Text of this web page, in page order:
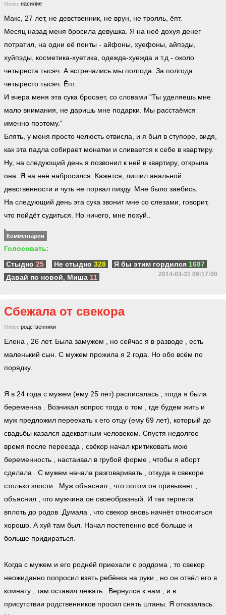
Метки: насилие
Макс, 27 лет, не девственник, не врун, не тролль, ёпт.
Месяц назад меня бросила девушка. Я на неё дохуя денег
потратил, на одни её понты - айфоны, хуефоны, айпэды,
хуйпэды, косметика-хуетика, одежда-хуежда и т.д - около
четыреста тысяч. А встречались мы полгода. За полгода
четыресто тысяч. Ёпт.
И вчера меня эта сука бросает, со словами "Ты уделяешь мне
мало внимания, не даришь мне подарки. Мы расстаёмся
именно поэтому."
Блять, у меня просто челюсть отвисла, и я был в ступоре, видя,
как эта падла собирает монатки и сливается к себе в квартиру.
Ну, на следующий день я позвонил к ней в квартиру, открыла
она. Я на неё набросился. Кажется, лишил анальной
девственности и чуть не порвал пизду. Мне было заебись.
На следующий день эта сука звонит мне со слезами, говорит,
что пойдёт судиться. Но ничего, мне похуй..
Комментарии
Голосовать:
Стыдно 25 Не стыдно 328 Я бы этим гордился 1687
Давай по новой, Миша 11 2014-03-31 09:17:00
Сбежала от свекора
Метки: родственники
Елена , 26 лет. Была замужем , но сейчас я в разводе , есть
маленький сын. С мужем прожила я 2 года. Но обо всём по
порядку.
Я в 24 года с мужем (ему 25 лет) расписалась , тогда я была
беременна . Возникал вопрос тогда о том , где будем жить и
муж предложил переехать к его отцу (ему 69 лет), который до
свадьбы казался адекватным человеком. Спустя недолгое
время после переезда , свёкор начал критиковать мою
беременность , настаивал в грубой форме , чтобы я аборт
сделала . С мужем начала разговаривать , откуда в свекоре
столько злости . Муж объяснил , что потом он привыкнет ,
объяснил , что мужчина он своеобразный. И так терпела
вплоть до родов .Думала , что свекор вновь начнёт относиться
хорошо. А хуй там был. Начал постепенно всё больше и
больше придираться.
Когда с мужем и его роднёй приехали с роддома , то свекор
неожиданно попросил взять ребёнка на руки , но он отвёл его в
комнату , там оставил лежать . Вернулся к нам , и в
присутствии родственников просил снять штаны. Я отказалась.